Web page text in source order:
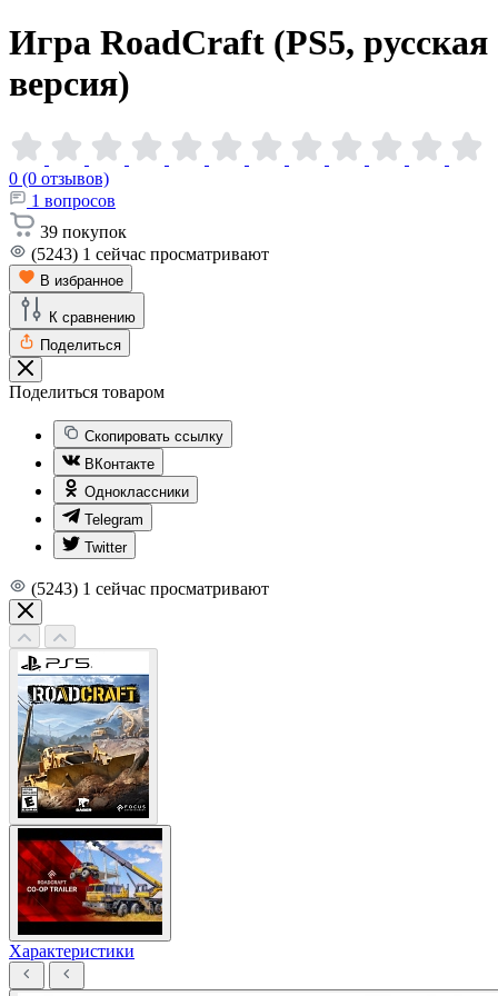
Игра RoadCraft (PS5, русская
версия)
0 (0 отзывов)
1 вопросов
39 покупок
(5243) 1 сейчас просматривают
В избранное
К сравнению
Поделиться
Поделиться товаром
Скопировать ссылку
ВКонтакте
Одноклассники
Telegram
Twitter
(5243) 1 сейчас просматривают
Характеристики